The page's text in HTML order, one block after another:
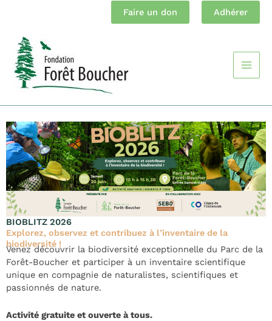
Faire un don Adhérer
BIOBLITZ 2026
Explorez, observez et contribuez à l’inventaire de la
biodiversité !
Venez découvrir la biodiversité exceptionnelle du Parc de la
Forêt-Boucher et participer à un inventaire scientifique
unique en compagnie de naturalistes, scientifiques et
passionnés de nature.
Activité gratuite et ouverte à tous.